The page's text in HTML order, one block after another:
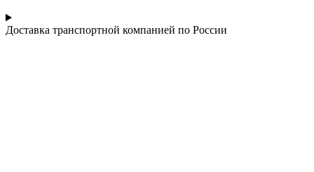
Доставка транспортной компанией по России